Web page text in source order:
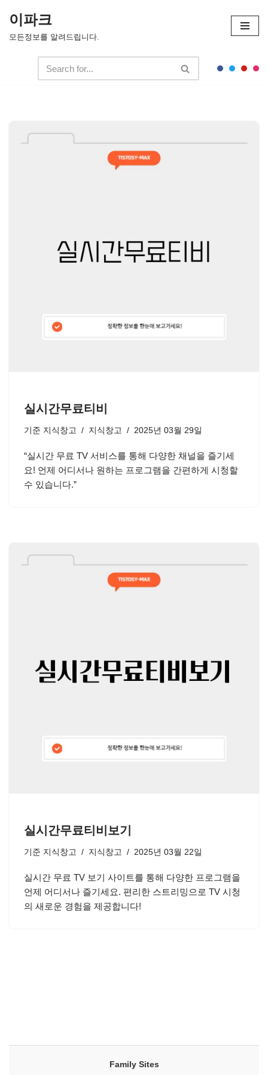
콘
이파크
모든정보를 알려드립니다.
실시간무료티비
기준 지식창고 지식창고 2025년 03월 29일
“실시간 무료 TV 서비스를 통해 다양한 채널을 즐기세
요! 언제 어디서나 원하는 프로그램을 간편하게 시청할
수 있습니다.”
실시간무료티비보기
기준 지식창고 지식창고 2025년 03월 22일
실시간 무료 TV 보기 사이트를 통해 다양한 프로그램을
언제 어디서나 즐기세요. 편리한 스트리밍으로 TV 시청
의 새로운 경험을 제공합니다!
Family Sites